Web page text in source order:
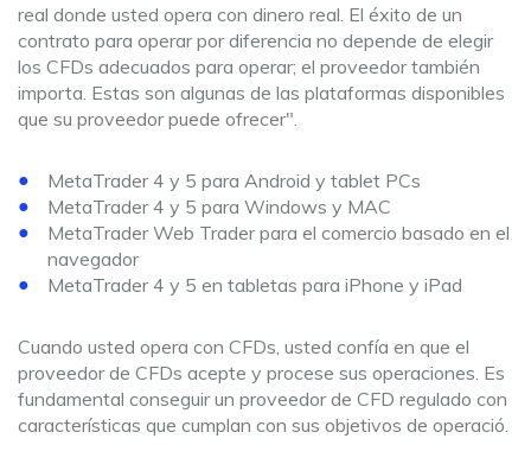
real donde usted opera con dinero real. El éxito de un
contrato para operar por diferencia no depende de elegir
los CFDs adecuados para operar; el proveedor también
importa. Estas son algunas de las plataformas disponibles
que su proveedor puede ofrecer".
MetaTrader 4 y 5 para Android y tablet PCs
MetaTrader 4 y 5 para Windows y MAC
MetaTrader Web Trader para el comercio basado en el
navegador
MetaTrader 4 y 5 en tabletas para iPhone y iPad
Cuando usted opera con CFDs, usted confía en que el
proveedor de CFDs acepte y procese sus operaciones. Es
fundamental conseguir un proveedor de CFD regulado con
características que cumplan con sus objetivos de operació.